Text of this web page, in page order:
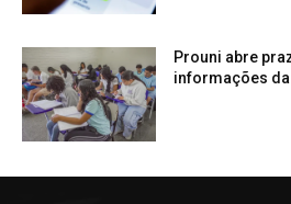
Prouni abre
informações